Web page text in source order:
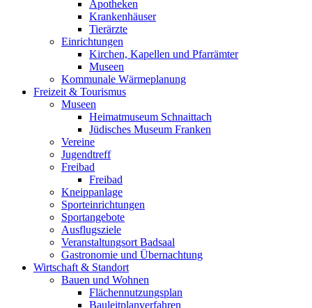
Apotheken
Krankenhäuser
Tierärzte
Einrichtungen
Kirchen, Kapellen und Pfarrämter
Museen
Kommunale Wärmeplanung
Freizeit & Tourismus
Museen
Heimatmuseum Schnaittach
Jüdisches Museum Franken
Vereine
Jugendtreff
Freibad
Freibad
Kneippanlage
Sporteinrichtungen
Sportangebote
Ausflugsziele
Veranstaltungsort Badsaal
Gastronomie und Übernachtung
Wirtschaft & Standort
Bauen und Wohnen
Flächennutzungsplan
Bauleitplanverfahren